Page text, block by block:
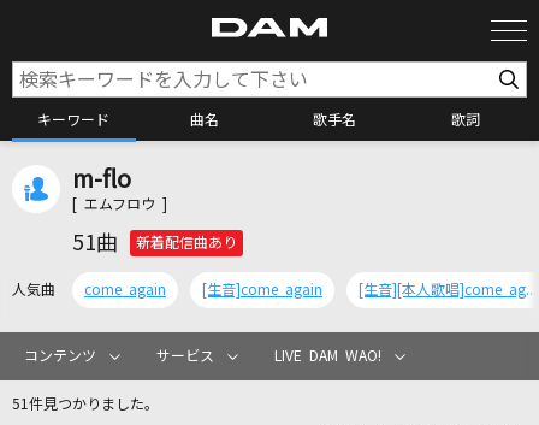
キーワード 曲名 歌手名 歌詞
カラオケリクエスト
m-flo
[ エムフロウ ]
51曲 新着配信曲あり
人気曲 come again [生音]come again [生音][本人歌唱]come again (a-nation 2018)(本人歌唱)
コンテンツ サービス LIVE DAM WAO!
51件見つかりました。